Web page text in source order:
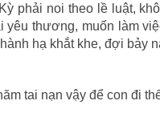
phải noi theo lề luật,
yêu thương, muốn làm
hạ khắt khe, đợi bảy
tai nạn vậy để con đi